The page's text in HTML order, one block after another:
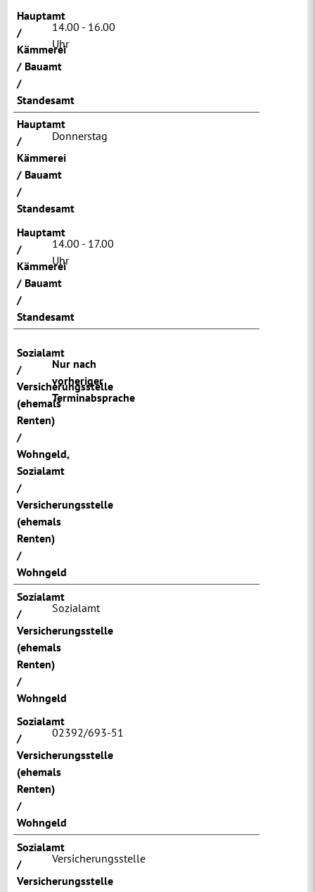
Hauptamt
/
Kämmerei
/ Bauamt
/
Standesamt
14.00 - 16.00
Uhr
Hauptamt
/
Kämmerei
/ Bauamt
/
Standesamt
Donnerstag
Hauptamt
/
Kämmerei
/ Bauamt
/
Standesamt
14.00 - 17.00
Uhr
Sozialamt
/
Versicherungsstelle
(ehemals
Renten)
/
Wohngeld,
Sozialamt
/
Versicherungsstelle
(ehemals
Renten)
/
Wohngeld
Nur nach
vorheriger
Terminabsprache
Sozialamt
/
Versicherungsstelle
(ehemals
Renten)
/
Wohngeld
Sozialamt
Sozialamt
/
Versicherungsstelle
(ehemals
Renten)
/
Wohngeld
02392/693-51
Sozialamt
/
Versicherungsstelle
Versicherungsstelle